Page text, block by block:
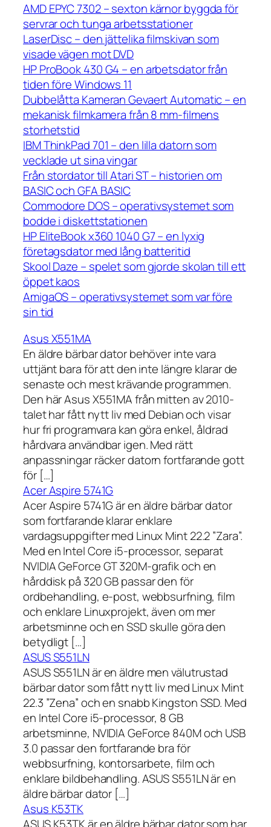
AMD EPYC 7302 – sexton kärnor byggda för
servrar och tunga arbetsstationer
LaserDisc – den jättelika filmskivan som
visade vägen mot DVD
HP ProBook 430 G4 – en arbetsdator från
tiden före Windows 11
Dubbelåtta Kameran Gevaert Automatic – en
mekanisk filmkamera från 8 mm-filmens
storhetstid
IBM ThinkPad 701 – den lilla datorn som
vecklade ut sina vingar
Från stordator till Atari ST – historien om
BASIC och GFA BASIC
Commodore DOS – operativsystemet som
bodde i diskettstationen
HP EliteBook x360 1040 G7 – en lyxig
företagsdator med lång batteritid
Skool Daze – spelet som gjorde skolan till ett
öppet kaos
AmigaOS – operativsystemet som var före
sin tid
Asus X551MA
En äldre bärbar dator behöver inte vara
uttjänt bara för att den inte längre klarar de
senaste och mest krävande programmen.
Den här Asus X551MA från mitten av 2010-
talet har fått nytt liv med Debian och visar
hur fri programvara kan göra enkel, åldrad
hårdvara användbar igen. Med rätt
anpassningar räcker datorn fortfarande gott
för […]
Acer Aspire 5741G
Acer Aspire 5741G är en äldre bärbar dator
som fortfarande klarar enklare
vardagsuppgifter med Linux Mint 22.2 ”Zara”.
Med en Intel Core i5-processor, separat
NVIDIA GeForce GT 320M-grafik och en
hårddisk på 320 GB passar den för
ordbehandling, e-post, webbsurfning, film
och enklare Linuxprojekt, även om mer
arbetsminne och en SSD skulle göra den
betydligt […]
ASUS S551LN
ASUS S551LN är en äldre men välutrustad
bärbar dator som fått nytt liv med Linux Mint
22.3 ”Zena” och en snabb Kingston SSD. Med
en Intel Core i5-processor, 8 GB
arbetsminne, NVIDIA GeForce 840M och USB
3.0 passar den fortfarande bra för
webbsurfning, kontorsarbete, film och
enklare bildbehandling. ASUS S551LN är en
äldre bärbar dator […]
Asus K53TK
ASUS K53TK är en äldre bärbar dator som har